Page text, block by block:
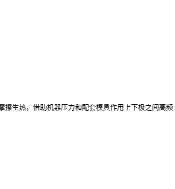
生热，借助机器压力和配套模具作用上下极之间高频